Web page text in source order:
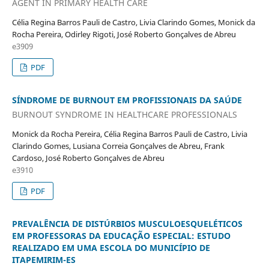
AGENT IN PRIMARY HEALTH CARE
Célia Regina Barros Pauli de Castro, Livia Clarindo Gomes, Monick da
Rocha Pereira, Odirley Rigoti, José Roberto Gonçalves de Abreu
e3909
PDF
SÍNDROME DE BURNOUT EM PROFISSIONAIS DA SAÚDE
BURNOUT SYNDROME IN HEALTHCARE PROFESSIONALS
Monick da Rocha Pereira, Célia Regina Barros Pauli de Castro, Livia
Clarindo Gomes, Lusiana Correia Gonçalves de Abreu, Frank
Cardoso, José Roberto Gonçalves de Abreu
e3910
PDF
PREVALÊNCIA DE DISTÚRBIOS MUSCULOESQUELÉTICOS
EM PROFESSORAS DA EDUCAÇÃO ESPECIAL: ESTUDO
REALIZADO EM UMA ESCOLA DO MUNICÍPIO DE
ITAPEMIRIM-ES